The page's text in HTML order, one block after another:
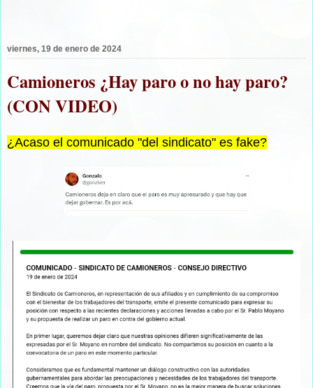
viernes, 19 de enero de 2024
Camioneros ¿Hay paro o no hay paro?
(CON VIDEO)
¿Acaso el comunicado "del sindicato" es fake?